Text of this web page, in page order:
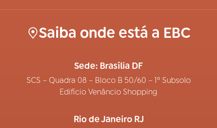
Saiba onde está a EBC
Sede: Brasília DF
SCS – Quadra 08 – Bloco B 50/60 – 1º Subsolo
Edifício Venâncio Shopping
Rio de Janeiro RJ